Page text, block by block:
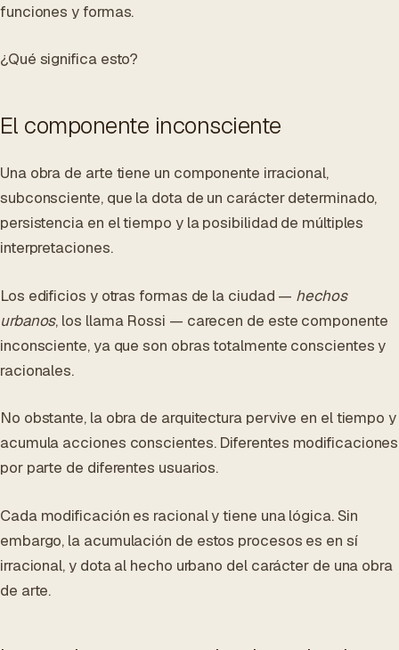
funciones y formas.
¿Qué significa esto?
El componente inconsciente
Una obra de arte tiene un componente irracional,
subconsciente, que la dota de un carácter determinado,
persistencia en el tiempo y la posibilidad de múltiples
interpretaciones.
Los edificios y otras formas de la ciudad — hechos
urbanos, los llama Rossi — carecen de este componente
inconsciente, ya que son obras totalmente conscientes y
racionales.
No obstante, la obra de arquitectura pervive en el tiempo y
acumula acciones conscientes. Diferentes modificaciones
por parte de diferentes usuarios.
Cada modificación es racional y tiene una lógica. Sin
embargo, la acumulación de estos procesos es en sí
irracional, y dota al hecho urbano del carácter de una obra
de arte.